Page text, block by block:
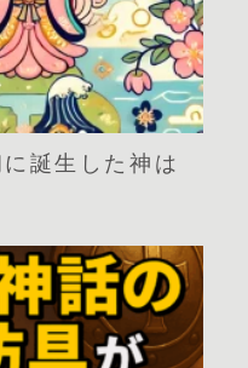
誕生した神は